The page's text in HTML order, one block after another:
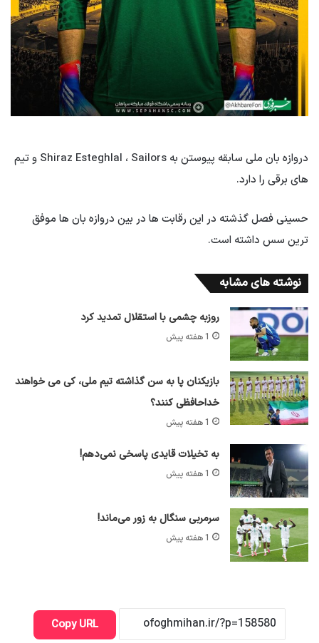
دروازه بان ملی سابقه پیوستن به Shiraz Esteghlal ، Sailors و تیم
های برقی را دارد.
حسینی فصل گذشته در این رقابت ها در بین دروازه بان ها موفق
ترین سس داشته است.
نوشته های مشابه
روزبه چشمی با استقلال تمدید کرد
1 هفته پیش
بازیکنان پا به سن گذاشته تیم ملی، کی می خواهند
خداحافظی کنند؟
1 هفته پیش
به تخیلات قایدی پاسخی نمی‌دهم!
1 هفته پیش
سرمربی سنگال به زور می‌ماند!
1 هفته پیش
Copy URL